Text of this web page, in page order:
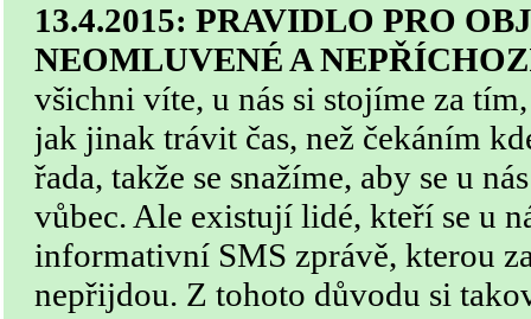
13.4.2015: PRAVIDLO PRO
NEOMLUVENÉ A
všichni víte, u nás si stojíme za
jak jinak trávit čas, než čekáním
řada, takže se snažíme, aby se u
vůbec. Ale existují lidé, kteří se u
informativní SMS zprávě, kterou
nepřijdou. Z tohoto důvodu si